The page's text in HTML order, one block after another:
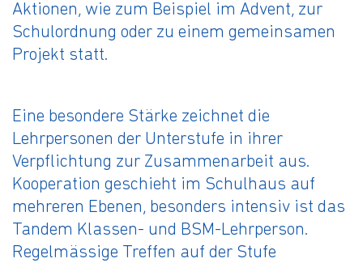
Aktionen, wie zum Beispiel im Advent, zur
Schulordnung oder zu einem gemeinsamen
Projekt statt.
Eine besondere Stärke zeichnet die
Lehrpersonen der Unterstufe in ihrer
Verpflichtung zur Zusammenarbeit aus.
Kooperation geschieht im Schulhaus auf
mehreren Ebenen, besonders intensiv ist das
Tandem Klassen- und BSM-Lehrperson.
Regelmässige Treffen auf der Stufe